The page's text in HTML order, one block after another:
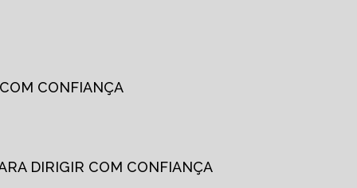
CONFIANÇA
DIRIGIR COM CONFIANÇA